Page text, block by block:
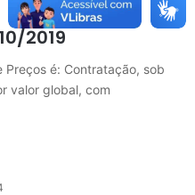
2019
é: Contratação, sob
valor global, com